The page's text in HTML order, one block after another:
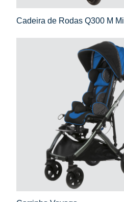
Cadeira de Rodas Q300 M